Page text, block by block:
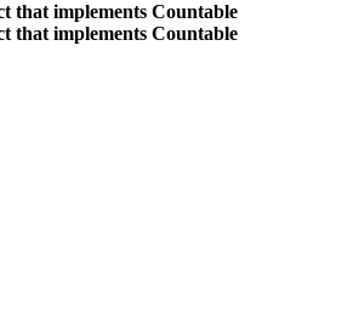
that implements Countable
that implements Countable